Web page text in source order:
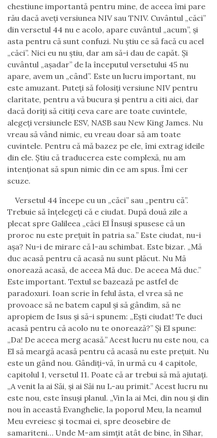
chestiune importantă pentru mine, de aceea îmi pare
rău dacă aveţi versiunea NIV sau TNIV. Cuvântul „căci”
din versetul 44 nu e acolo, apare cuvântul „acum”, şi
asta pentru că sunt confuzi. Nu ştiu ce să facă cu acel
„căci”. Nici eu nu ştiu, dar am să-i dau de capăt. Şi
cuvântul „aşadar” de la începutul versetului 45 nu
apare, avem un „când”. Este un lucru important, nu
este amuzant. Puteţi să folosiţi versiune NIV pentru
claritate, pentru a vă bucura şi pentru a citi aici, dar
dacă doriţi să citiţi ceva care are toate cuvintele,
alegeţi versiunele ESV, NASB sau New King James. Nu
vreau să vând nimic, eu vreau doar să am toate
cuvintele. Pentru că mă bazez pe ele, îmi extrag ideile
din ele. Ştiu că traducerea este complexă, nu am
intenţionat să spun nimic din ce am spus. Îmi cer
scuze.
Versetul 44 începe cu un „căci” sau „pentru că”.
Trebuie să înţelegeţi că e ciudat. După două zile a
plecat spre Galileea „căci El Însuşi spusese că un
proroc nu este preţuit în patria sa.” Este ciudat, nu-i
aşa? Nu-i de mirare că l-au schimbat. Este bizar. „Mă
duc acasă pentru că acasă nu sunt plăcut. Nu Mă
onorează acasă, de aceea Mă duc. De aceea Mă duc.”
Este important. Textul se bazează pe astfel de
paradoxuri. Ioan scrie în felul ăsta, el vrea să ne
provoace să ne batem capul şi să gândim, să ne
apropiem de Isus şi să-i spunem: „Eşti ciudat! Te duci
acasă pentru că acolo nu te onorează?” Şi El spune:
„Da! De aceea merg acasă.” Acest lucru nu este nou, ca
El să meargă acasă pentru că acasă nu este preţuit. Nu
este un gând nou. Gândiţi-vă, în urmă cu 4 capitole,
capitolul 1, versetul 11. Poate că ar trebui să mă ajutaţi.
„A venit la ai Săi, şi ai Săi nu L-au primit.” Acest lucru nu
este nou, este însuşi planul. „Vin la ai Mei, din nou şi din
nou în această Evanghelie, la poporul Meu, la neamul
Meu evreiesc şi tocmai ei, spre deosebire de
samariteni… Unde M-am simţit atât de bine, în Sihar,